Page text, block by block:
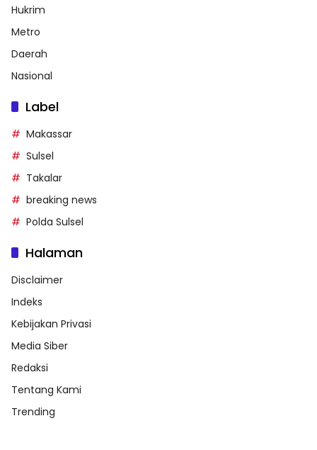
Hukrim
Metro
Daerah
Nasional
Label
Makassar
Sulsel
Takalar
breaking news
Polda Sulsel
Halaman
Disclaimer
Indeks
Kebijakan Privasi
Media Siber
Redaksi
Tentang Kami
Trending